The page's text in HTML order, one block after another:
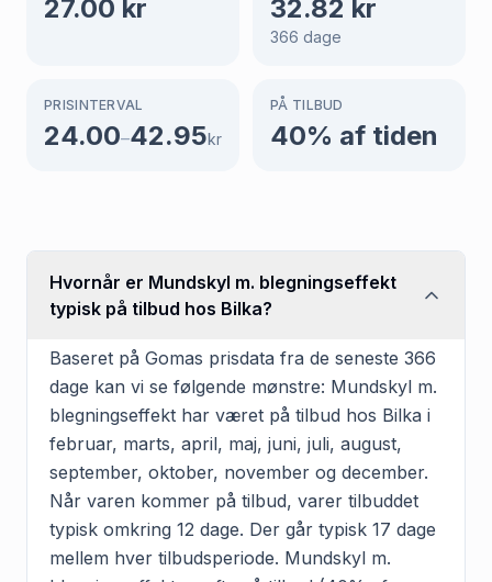
27.00 kr 32.82 kr
366 dage
PRISINTERVAL
24.00–42.95kr
PÅ TILBUD
40% af tiden
Hvornår er Mundskyl m. blegningseffekt
typisk på tilbud hos Bilka?
Baseret på Gomas prisdata fra de seneste 366
dage kan vi se følgende mønstre: Mundskyl m.
blegningseffekt har været på tilbud hos Bilka i
februar, marts, april, maj, juni, juli, august,
september, oktober, november og december.
Når varen kommer på tilbud, varer tilbuddet
typisk omkring 12 dage. Der går typisk 17 dage
mellem hver tilbudsperiode. Mundskyl m.